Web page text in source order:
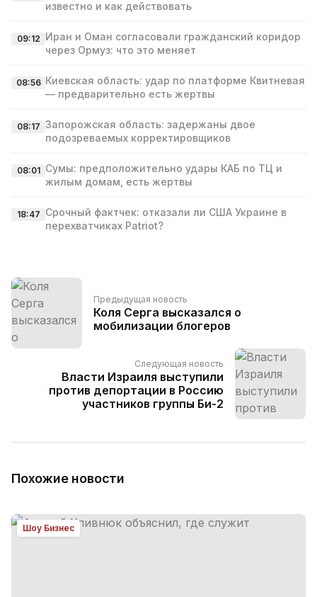
известно и как действовать
09:12 Иран и Оман согласовали гражданский коридор
через Ормуз: что это меняет
08:56 Киевская область: удар по платформе Квитневая
— предварительно есть жертвы
08:17 Запорожская область: задержаны двое
подозреваемых корректировщиков
08:01 Сумы: предположительно удары КАБ по ТЦ и
жилым домам, есть жертвы
18:47 Срочный фактчек: отказали ли США Украине в
перехватчиках Patriot?
Предыдущая новость
Коля Серга высказался о
мобилизации блогеров
Следующая новость
Власти Израиля выступили
против депортации в Россию
участников группы Би-2
Похожие новости
Шоу Бизнес